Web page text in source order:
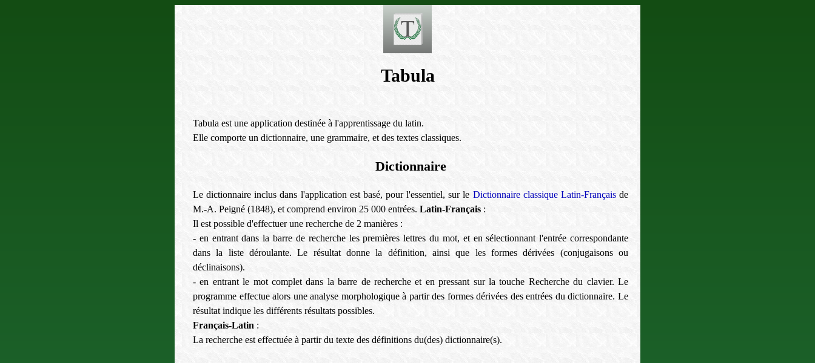
Tabula
Tabula est une application destinée à l'apprentissage du latin.
Elle comporte un dictionnaire, une grammaire, et des textes classiques.
Dictionnaire
Le dictionnaire inclus dans l'application est basé, pour l'essentiel, sur le Dictionnaire classique Latin-Françaisde
M.-A. Peigné (1848), et comprend environ 25 000 entrées. Latin-Français :
Il est possible d'effectuer une recherche de 2 manières :
- en entrant dans la barre de recherche les premières lettres du mot, et en sélectionnant l'entrée correspondante
dans la liste déroulante. Le résultat donne la définition, ainsi que les formes dérivées (conjugaisons ou
déclinaisons).
- en entrant le mot complet dans la barre de recherche et en pressant sur la touche Recherche du clavier. Le
programme effectue alors une analyse morphologique à partir des formes dérivées des entrées du dictionnaire. Le
résultat indique les différents résultats possibles.
Français-Latin :
La recherche est effectuée à partir du texte des définitions du(des) dictionnaire(s).